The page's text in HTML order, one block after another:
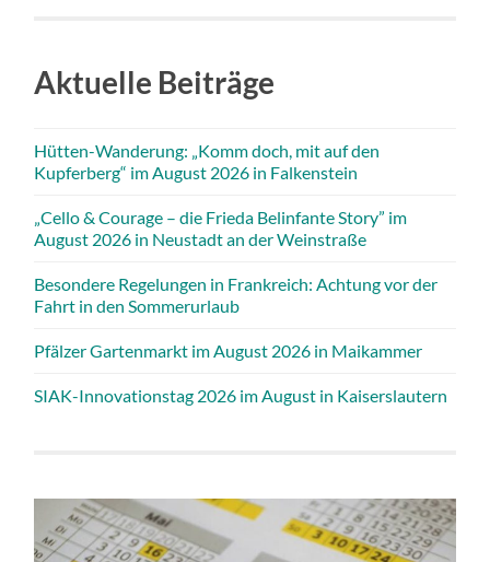
Aktuelle Beiträge
Hütten-Wanderung: „Komm doch, mit auf den
Kupferberg“ im August 2026 in Falkenstein
„Cello & Courage – die Frieda Belinfante Story” im
August 2026 in Neustadt an der Weinstraße
Besondere Regelungen in Frankreich: Achtung vor der
Fahrt in den Sommerurlaub
Pfälzer Gartenmarkt im August 2026 in Maikammer
SIAK-Innovationstag 2026 im August in Kaiserslautern